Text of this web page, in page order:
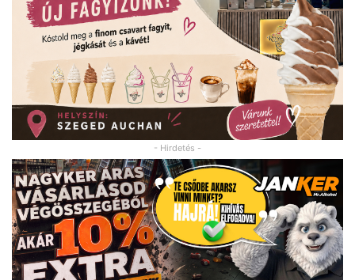
- Hirdetés -